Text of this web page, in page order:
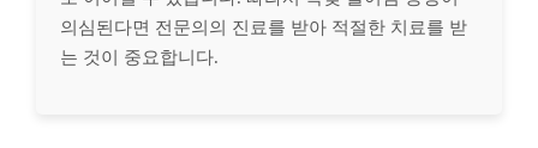
의심된다면 전문의의 진료를 받아 적절한 치료를 받
는 것이 중요합니다.